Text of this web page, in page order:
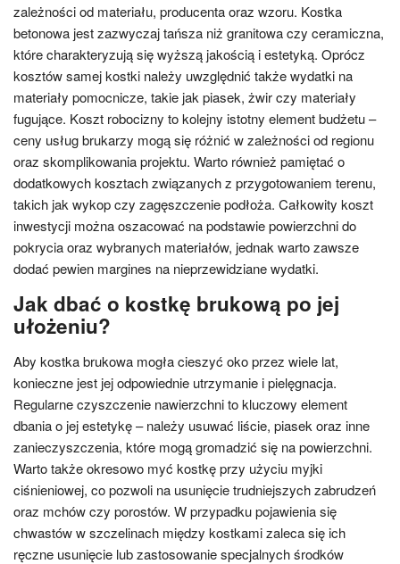
zależności od materiału, producenta oraz wzoru. Kostka
betonowa jest zazwyczaj tańsza niż granitowa czy ceramiczna,
które charakteryzują się wyższą jakością i estetyką. Oprócz
kosztów samej kostki należy uwzględnić także wydatki na
materiały pomocnicze, takie jak piasek, żwir czy materiały
fugujące. Koszt robocizny to kolejny istotny element budżetu –
ceny usług brukarzy mogą się różnić w zależności od regionu
oraz skomplikowania projektu. Warto również pamiętać o
dodatkowych kosztach związanych z przygotowaniem terenu,
takich jak wykop czy zagęszczenie podłoża. Całkowity koszt
inwestycji można oszacować na podstawie powierzchni do
pokrycia oraz wybranych materiałów, jednak warto zawsze
dodać pewien margines na nieprzewidziane wydatki.
Jak dbać o kostkę brukową po jej
ułożeniu?
Aby kostka brukowa mogła cieszyć oko przez wiele lat,
konieczne jest jej odpowiednie utrzymanie i pielęgnacja.
Regularne czyszczenie nawierzchni to kluczowy element
dbania o jej estetykę – należy usuwać liście, piasek oraz inne
zanieczyszczenia, które mogą gromadzić się na powierzchni.
Warto także okresowo myć kostkę przy użyciu myjki
ciśnieniowej, co pozwoli na usunięcie trudniejszych zabrudzeń
oraz mchów czy porostów. W przypadku pojawienia się
chwastów w szczelinach między kostkami zaleca się ich
ręczne usunięcie lub zastosowanie specjalnych środków